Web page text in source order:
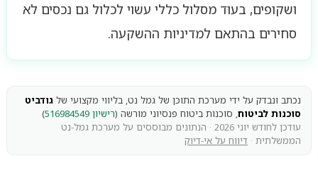
ושקופים, בעוד מסלול כללי עשוי לכלול גם נכסים לא
סחירים בהתאם למדיניות ההשקעה.
נכתב ונבדק על ידי מערכת התוכן של גמל נט, בליווי מקצועי של גודביט
סוכנות לביטוח, סוכנות ביטוח פנסיוני מורשה (רישיון 516984549
)
עודכן לחודש יוני 2026 · הנתונים מבוססים על מערכת גמל-נט
הממשלתית · דיווח על אי-דיוק